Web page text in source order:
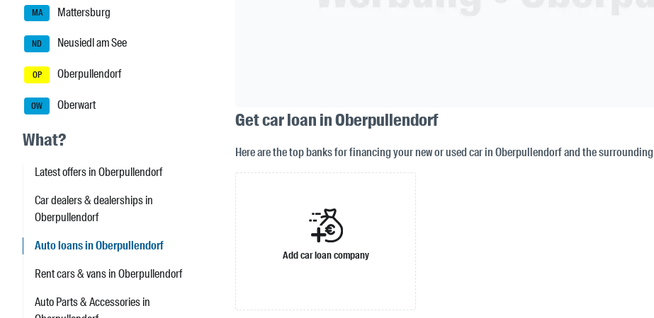
MA Mattersburg
ND Neusiedl am See
OP Oberpullendorf
OW Oberwart
What?
Latest offers in Oberpullendorf
Car dealers & dealerships in
Oberpullendorf
Auto loans in Oberpullendorf
Rent cars & vans in Oberpullendorf
Auto Parts & Accessories in
Get car loan in Oberpullendorf
Here are the top banks for financing your new or used car in Oberpullendorf and the surrounding
Add car loan company